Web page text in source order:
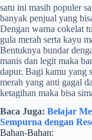
satu ini masih populer
banyak penjual yang
Dengan warna cokelat
gula merah serta kayu
Bentuknya bundar
manis dan legit maka
dapur. Bagi kamu yang
merah yang anti gagal
ketagihan maka bisa
Baca Juga: Belajar
Sempurna dengan
Bahan-Bahan: